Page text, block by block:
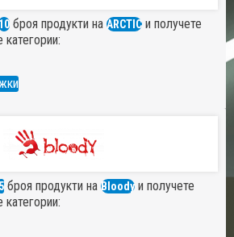
броя продукти на ARCTIC и получете
категории:
5 броя продукти на Bloody и получете
категории: